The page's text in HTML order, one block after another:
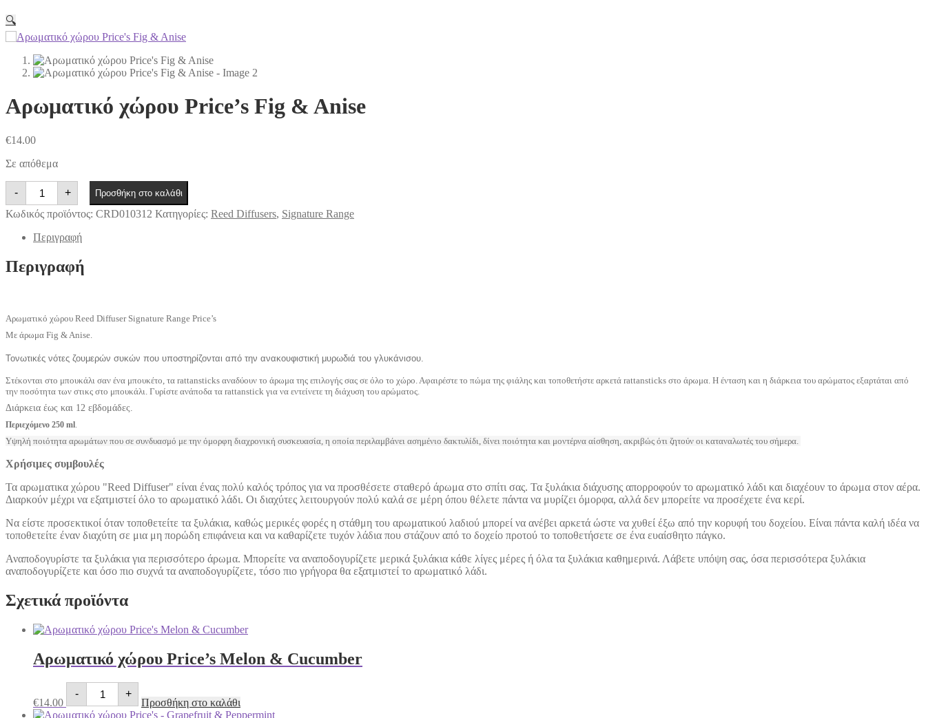
🔍
Αρωματικό χώρου Price’s Fig & Anise
€14.00
Σε απόθεμα
-
Αρωματικό
χώρου
Price's
Fig
Anise
+ Προσθήκη στο καλάθι
Κωδικός προϊόντος: CRD010312 Κατηγορίες: Reed Diffusers, Signature Range
Περιγραφή
Περιγραφή
Αρωματικό χώρου Reed Diffuser Signature Range Price’s
Mε άρωμα Fig & Anise.
Τονωτικές νότες ζουμερών συκών που υποστηρίζονται από την ανακουφιστική μυρωδιά του γλυκάνισου.
Στέκονται στο μπουκάλι σαν ένα μπουκέτο, τα rattansticks αναδύουν το άρωμα της επιλογής σας σε όλο το χώρο. Αφαιρέστε το πώμα της φιάλης και τοποθετήστε αρκετά rattansticks στο άρωμα. Η ένταση και η διάρκεια του αρώματος εξαρτάται από
την ποσότητα των στικς στο μπουκάλι. Γυρίστε ανάποδα τα rattanstick για να εντείνετε τη διάχυση του αρώματος.
Διάρκεια έως και 12 εβδομάδες.
Περιεχόμενο 250 ml.
Υψηλή ποιότητα αρωμάτων που σε συνδυασμό με την όμορφη διαχρονική συσκευασία, η οποία περιλαμβάνει ασημένιο δακτυλίδι, δίνει ποιότητα και μοντέρνα αίσθηση, ακριβώς ότι ζητούν οι καταναλωτές του σήμερα.
Χρήσιμες συμβουλές
Τα αρωματικα χώρου "Reed Diffuser" είναι ένας πολύ καλός τρόπος για να προσθέσετε σταθερό άρωμα στο σπίτι σας. Τα ξυλάκια διάχυσης απορροφούν το αρωματικό λάδι και διαχέουν το άρωμα στον αέρα.
Διαρκούν μέχρι να εξατμιστεί όλο το αρωματικό λάδι. Οι διαχύτες λειτουργούν πολύ καλά σε μέρη όπου θέλετε πάντα να μυρίζει όμορφα, αλλά δεν μπορείτε να προσέχετε ένα κερί.
Να είστε προσεκτικοί όταν τοποθετείτε τα ξυλάκια, καθώς μερικές φορές η στάθμη του αρωματικού λαδιού μπορεί να ανέβει αρκετά ώστε να χυθεί έξω από την κορυφή του δοχείου. Είναι πάντα καλή ιδέα να
τοποθετείτε έναν διαχύτη σε μια μη πορώδη επιφάνεια και να καθαρίζετε τυχόν λάδια που στάζουν από το δοχείο προτού το τοποθετήσετε σε ένα ευαίσθητο πάγκο.
Αναποδογυρίστε τα ξυλάκια για περισσότερο άρωμα. Μπορείτε να αναποδογυρίζετε μερικά ξυλάκια κάθε λίγες μέρες ή όλα τα ξυλάκια καθημερινά. Λάβετε υπόψη σας, όσα περισσότερα ξυλάκια
αναποδογυρίζετε και όσο πιο συχνά τα αναποδογυρίζετε, τόσο πιο γρήγορα θα εξατμιστεί το αρωματικό λάδι.
Σχετικά προϊόντα
Αρωματικό χώρου Price’s Melon & Cucumber
€14.00
-
Αρωματικό
χώρου
Price's
+
Προσθήκη στο καλάθι